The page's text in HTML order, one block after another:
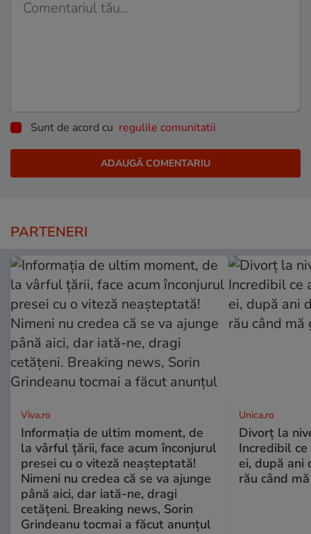
Sunt de acord cu regulile comunitatii
PARTENERI
Viva.ro
Informația de ultim moment, de
la vârful țării, face acum înconjurul
presei cu o viteză neașteptată!
Nimeni nu credea că se va ajunge
până aici, dar iată-ne, dragi
cetățeni. Breaking news, Sorin
Grindeanu tocmai a făcut anunțul
Unica.ro
Divorț la
Incredibil
ei, după ani
rău când